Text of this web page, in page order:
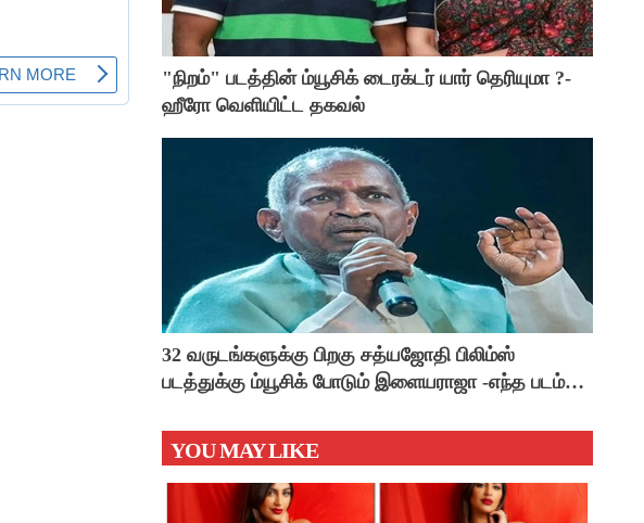
"நிறம்" படத்தின் ம்யூசிக் டைரக்டர் யார் தெரியுமா ?-
ஹீரோ வெளியிட்ட தகவல்
32 வருடங்களுக்கு பிறகு சத்யஜோதி பிலிம்ஸ்
படத்துக்கு ம்யூசிக் போடும் இளையராஜா -எந்த படம்
YOU MAY LIKE